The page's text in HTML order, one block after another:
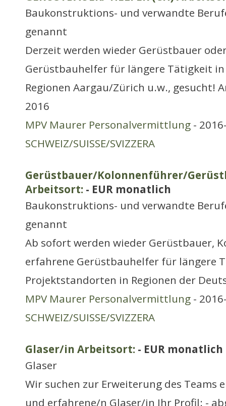
Baukonstruktions- und verwandte
genannt
Derzeit werden wieder Gerüstbauer
Gerüstbauhelfer für längere Tätigkeit in
Regionen Aargau/Zürich u.w., gesucht!
2016
MPV Maurer Personalvermittlung -
SCHWEIZ/SUISSE/SVIZZERA
Gerüstbauer/Kolonnenführer/
Arbeitsort: - EUR monatlich
Baukonstruktions- und verwandte
genannt
Ab sofort werden wieder Gerüstbauer,
erfahrene Gerüstbauhelfer für längere
Projektstandorten in Regionen der
MPV Maurer Personalvermittlung -
SCHWEIZ/SUISSE/SVIZZERA
Glaser/in Arbeitsort: - EUR monatlich
Glaser
Wir suchen zur Erweiterung des Teams
und erfahrene/n Glaser/in Ihr Profil: -